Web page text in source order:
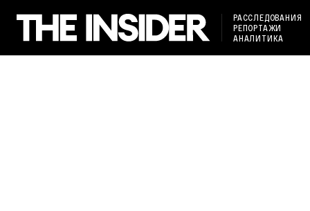
РАССЛЕДОВАНИЯ
РЕПОРТАЖИ
АНАЛИТИКА